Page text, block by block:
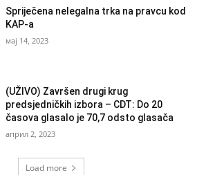
Spriječena nelegalna trka na pravcu kod
KAP-a
мај 14, 2023
(UŽIVO) Završen drugi krug
predsjedničkih izbora – CDT: Do 20
časova glasalo je 70,7 odsto glasača
април 2, 2023
Load more